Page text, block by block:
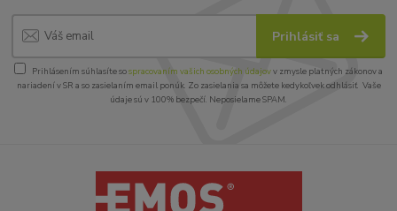
Prihlásiť sa
Prihlásením súhlasíte sospracovaním vašich osobných údajovv zmysle platných zákonov a
nariadení v SR a so zasielaním email ponúk. Zo zasielania sa môžete kedykoľvek odhlásiť. Vaše
údaje sú v 100% bezpečí. Neposielame SPAM.